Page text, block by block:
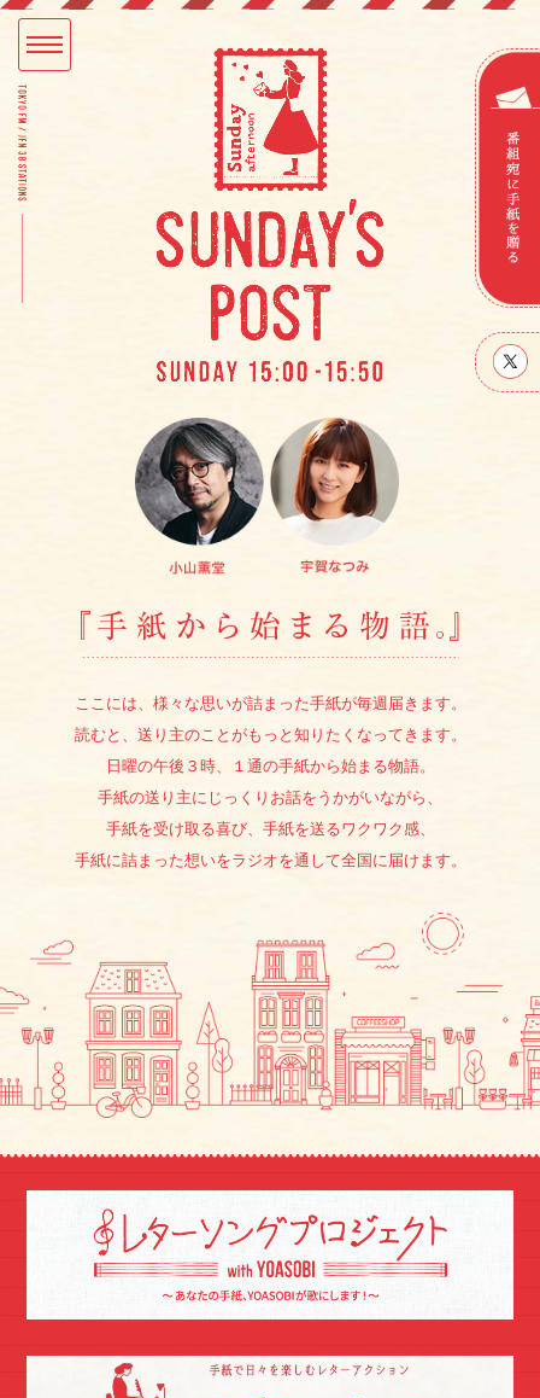
ここには、様々な思いが詰まった手紙が毎週届きます。
読むと、送り主のことがもっと知りたくなってきます。
日曜の午後３時、１通の手紙から始まる物語。
手紙の送り主にじっくりお話をうかがいながら、
手紙を受け取る喜び、手紙を送るワクワク感、
手紙に詰まった想いをラジオを通して全国に届けます。